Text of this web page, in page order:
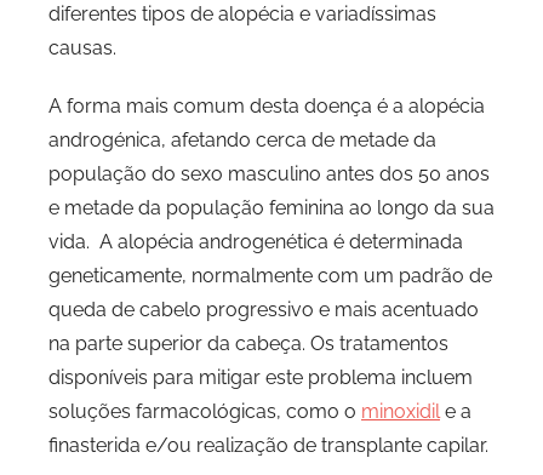
diferentes tipos de alopécia e variadíssimas
causas.
A forma mais comum desta doença é a alopécia
androgénica, afetando cerca de metade da
população do sexo masculino antes dos 50 anos
e metade da população feminina ao longo da sua
vida. A alopécia androgenética é determinada
geneticamente, normalmente com um padrão de
queda de cabelo progressivo e mais acentuado
na parte superior da cabeça. Os tratamentos
disponíveis para mitigar este problema incluem
soluções farmacológicas, como o minoxidil e a
finasterida e/ou realização de transplante capilar.